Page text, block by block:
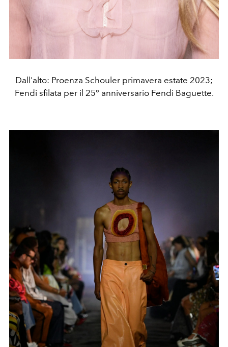
Dall'alto: Proenza Schouler primavera estate 2023;
Fendi sfilata per il 25° anniversario Fendi Baguette.